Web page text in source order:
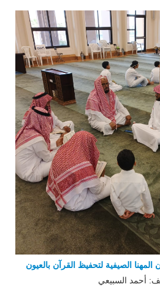
الصيفية لتحفيظ القرآن بالعيون
أحمد السبيعي